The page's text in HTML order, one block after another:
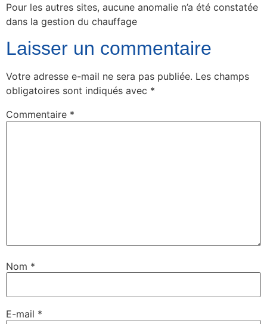
Pour les autres sites, aucune anomalie n’a été constatée
dans la gestion du chauffage
Laisser un commentaire
Votre adresse e-mail ne sera pas publiée. Les champs
obligatoires sont indiqués avec *
Commentaire *
Nom *
E-mail *